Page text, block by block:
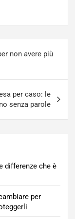
non avere più
per caso: le
senza parole
differenze che è
per